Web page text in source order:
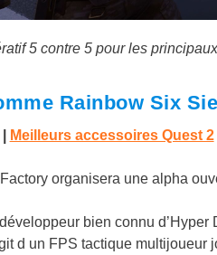
5 contre 5 pour les
Rainbow Six
Meilleurs accessoires Quest 2
organisera une alpha
bien connu
d un FPS tactique